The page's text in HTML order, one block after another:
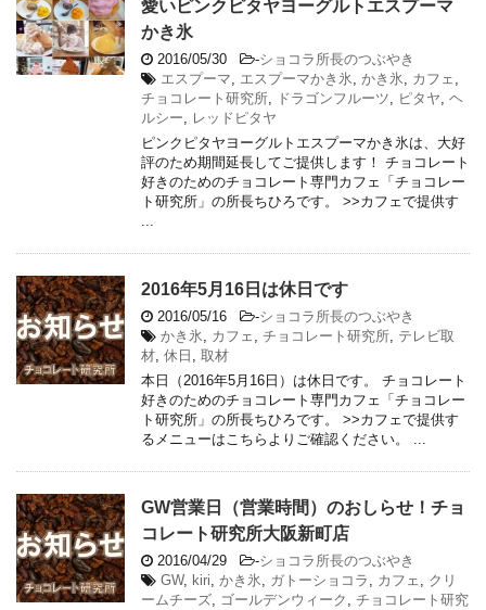
愛いピンクピタヤヨーグルトエスプーマ
かき氷
2016/05/30 -ショコラ所長のつぶやき
エスプーマ, エスプーマかき氷, かき氷, カフェ ,
チョコレート研究所, ドラゴンフルーツ, ピタヤ, ヘ
ルシー, レッドピタヤ
ピンクピタヤヨーグルトエスプーマかき氷は、大好
評のため期間延長してご提供します！ チョコレート
好きのためのチョコレート専門カフェ「チョコレー
ト研究所」の所長ちひろです。 >>カフェで提供す
...
2016年5月16日は休日です
2016/05/16 -ショコラ所長のつぶやき
かき氷, カフェ , チョコレート研究所, テレビ取
材, 休日 , 取材
本日（2016年5月16日）は休日です。 チョコレート
好きのためのチョコレート専門カフェ「チョコレー
ト研究所」の所長ちひろです。 >>カフェで提供す
るメニューはこちらよりご確認ください。 ...
GW営業日（営業時間）のおしらせ！チョ
コレート研究所大阪新町店
2016/04/29 -ショコラ所長のつぶやき
GW, kiri, かき氷, ガトーショコラ , カフェ , クリ
ームチーズ, ゴールデンウィーク , チョコレート研究